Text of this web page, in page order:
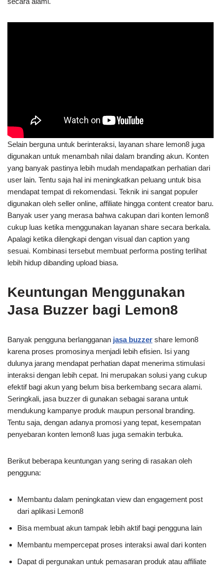
Selain berguna untuk berinteraksi, layanan share lemon8 juga
digunakan untuk menambah nilai dalam branding akun. Konten
yang banyak pastinya lebih mudah mendapatkan perhatian dari
user lain. Tentu saja hal ini meningkatkan peluang untuk bisa
mendapat tempat di rekomendasi. Teknik ini sangat populer
digunakan oleh seller online, affiliate hingga content creator baru.
Banyak user yang merasa bahwa cakupan dari konten lemon8
cukup luas ketika menggunakan layanan share secara berkala.
Apalagi ketika dilengkapi dengan visual dan caption yang
sesuai. Kombinasi tersebut membuat performa posting terlihat
lebih hidup dibanding upload biasa.
Keuntungan Menggunakan
Jasa Buzzer bagi Lemon8
Banyak pengguna berlangganan jasa buzzer share lemon8
karena proses promosinya menjadi lebih efisien. Isi yang
dulunya jarang mendapat perhatian dapat menerima stimulasi
interaksi dengan lebih cepat. Ini merupakan solusi yang cukup
efektif bagi akun yang belum bisa berkembang secara alami.
Seringkali, jasa buzzer di gunakan sebagai sarana untuk
mendukung kampanye produk maupun personal branding.
Tentu saja, dengan adanya promosi yang tepat, kesempatan
penyebaran konten lemon8 luas juga semakin terbuka.
Berikut beberapa keuntungan yang sering di rasakan oleh
pengguna:
Membantu dalam peningkatan view dan engagement post
dari aplikasi Lemon8
Bisa membuat akun tampak lebih aktif bagi pengguna lain
Membantu mempercepat proses interaksi awal dari konten
Dapat di pergunakan untuk pemasaran produk atau affiliate